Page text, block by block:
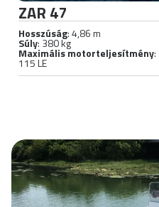
ZAR 47
Hosszúság: 4,86 m
Súly: 380 kg
Maximális motorteljesítmény:
115 LE